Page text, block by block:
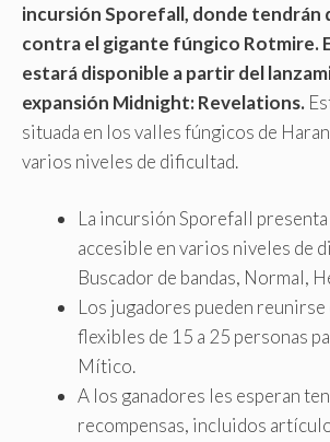
incursión Sporefall, donde tendrán
contra el gigante fúngico Rotmire.
estará disponible a partir del
expansión Midnight: Revelations.
situada en los valles fúngicos de
varios niveles de dificultad.
La incursión Sporefall
accesible en varios niveles de
Buscador de bandas, Normal,
Los jugadores pueden reunirse
flexibles de 15 a 25 personas
Mítico.
A los ganadores les esperan
recompensas, incluidos